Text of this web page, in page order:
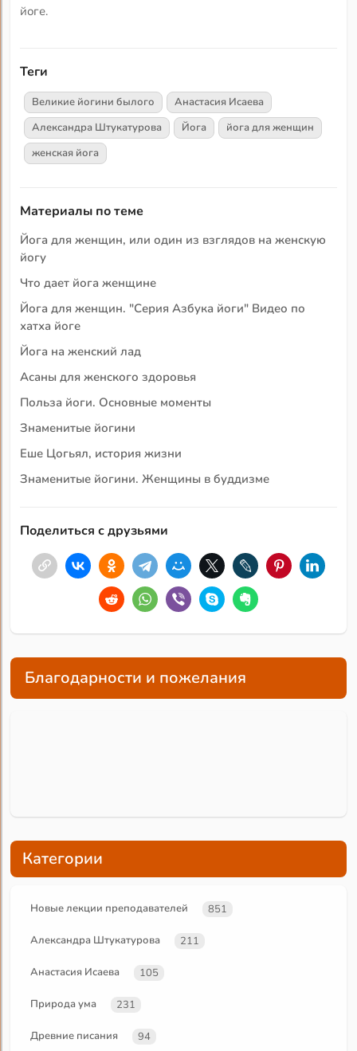
йоге.
Теги
Великие йогини былого
Анастасия Исаева
Александра Штукатурова
Йога
йога для женщин
женская йога
Материалы по теме
Йога для женщин, или один из взглядов на женскую
йогу
Что дает йога женщине
Йога для женщин. "Серия Азбука йоги" Видео по
хатха йоге
Йога на женский лад
Асаны для женского здоровья
Польза йоги. Основные моменты
Знаменитые йогини
Еше Цогьял, история жизни
Знаменитые йогини. Женщины в буддизме
Поделиться с друзьями
Благодарности и пожелания
Категории
Новые лекции преподавателей 851
Александра Штукатурова 211
Анастасия Исаева 105
Природа ума 231
Древние писания 94